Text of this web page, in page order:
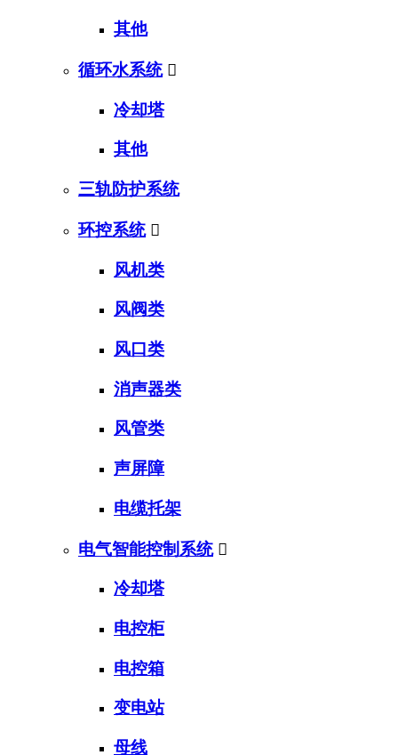
其他
循环水系统 
冷却塔
其他
三轨防护系统
环控系统 
风机类
风阀类
风口类
消声器类
风管类
声屏障
电缆托架
电气智能控制系统 
冷却塔
电控柜
电控箱
变电站
母线